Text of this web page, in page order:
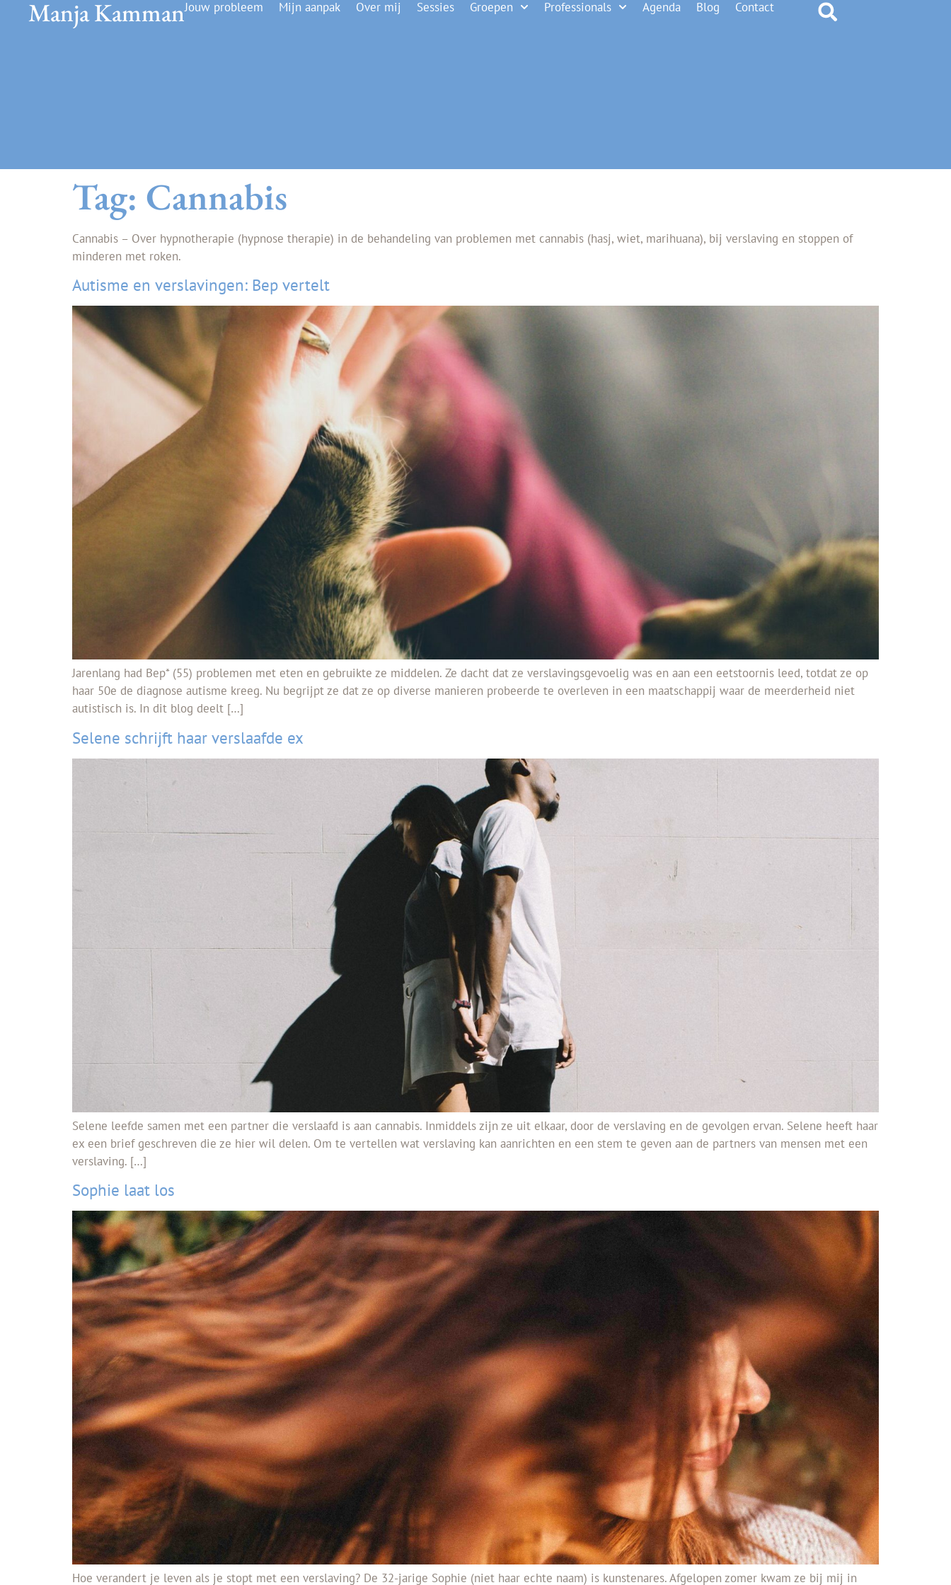
Manja KammanJouw probleem Mijn aanpak Over mij Sessies Groepen Professionals Agenda Blog Contact
Tag: Cannabis
Cannabis – Over hypnotherapie (hypnose therapie) in de behandeling van problemen met cannabis (hasj, wiet, marihuana), bij verslaving en stoppen of
minderen met roken.
Autisme en verslavingen: Bep vertelt
Jarenlang had Bep* (55) problemen met eten en gebruikte ze middelen. Ze dacht dat ze verslavingsgevoelig was en aan een eetstoornis leed, totdat ze op
haar 50e de diagnose autisme kreeg. Nu begrijpt ze dat ze op diverse manieren probeerde te overleven in een maatschappij waar de meerderheid niet
autistisch is. In dit blog deelt […]
Selene schrijft haar verslaafde ex
Selene leefde samen met een partner die verslaafd is aan cannabis. Inmiddels zijn ze uit elkaar, door de verslaving en de gevolgen ervan. Selene heeft haar
ex een brief geschreven die ze hier wil delen. Om te vertellen wat verslaving kan aanrichten en een stem te geven aan de partners van mensen met een
verslaving. […]
Sophie laat los
Hoe verandert je leven als je stopt met een verslaving? De 32-jarige Sophie (niet haar echte naam) is kunstenares. Afgelopen zomer kwam ze bij mij in